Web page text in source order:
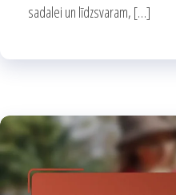
sadalei un līdzsvaram, […]